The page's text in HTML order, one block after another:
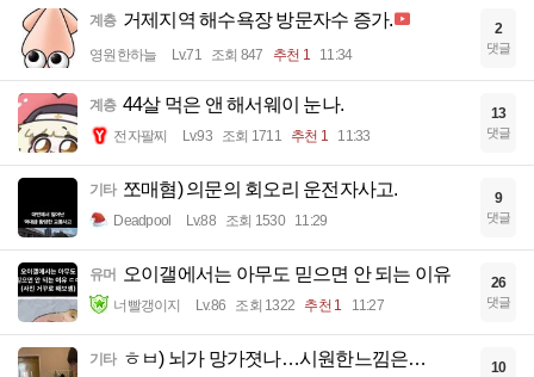
계층 거제지역 해수욕장 방문자수 증가.
영원한하늘 Lv.71 조회 847 추천 1 11:34
2
댓글
계층 44살 먹은 앤 해서웨이 눈나.
전자팔찌 Lv.93 조회 1711 추천 1 11:33
13
댓글
기타 쪼매혐) 의문의 회오리 운전자사고.
Deadpool Lv.88 조회 1530 11:29
9
댓글
유머 오이갤에서는 아무도 믿으면 안 되는 이유
너빨갱이지 Lv.86 조회 1322 추천 1 11:27
26
댓글
기타 ㅎㅂ) 뇌가 망가졋나…시원한느낌은… 10